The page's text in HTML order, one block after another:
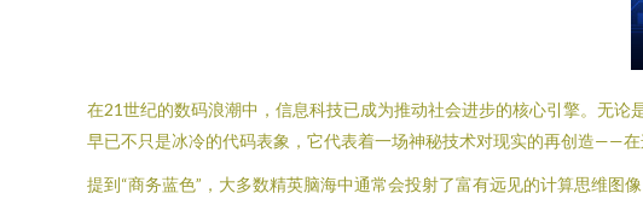
在21世纪的数码浪潮中，信息科技已成为推动社会进步的核心引擎。无
早已不只是冰冷的代码表象，它代表着一场神秘技术对现实的再创造——
提到“商务蓝色”，大多数精英脑海中通常会投射了富有远见的计算思维